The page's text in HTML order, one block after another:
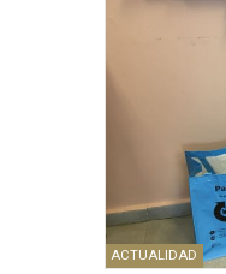
ACTUALIDAD